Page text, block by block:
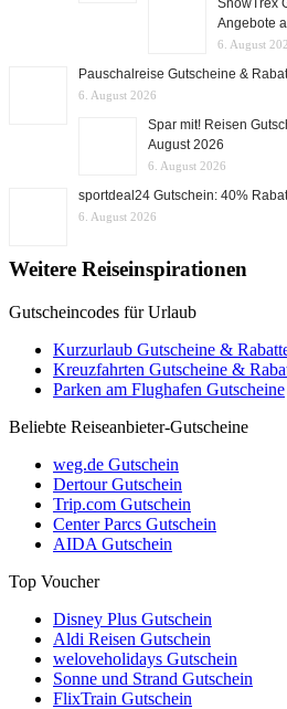
SnowTrex
Angebote
6. August
Pauschalreise Gutscheine &
6. August 2026
Spar mit! Reisen
August 2026
6. August 2026
sportdeal24 Gutschein: 40%
6. August 2026
Weitere Reiseinspirationen
Gutscheincodes für Urlaub
Kurzurlaub Gutscheine &
Kreuzfahrten Gutscheine &
Parken am Flughafen Gutscheine
Beliebte Reiseanbieter-Gutscheine
weg.de Gutschein
Dertour Gutschein
Trip.com Gutschein
Center Parcs Gutschein
AIDA Gutschein
Top Voucher
Disney Plus Gutschein
Aldi Reisen Gutschein
weloveholidays Gutschein
Sonne und Strand Gutschein
FlixTrain Gutschein